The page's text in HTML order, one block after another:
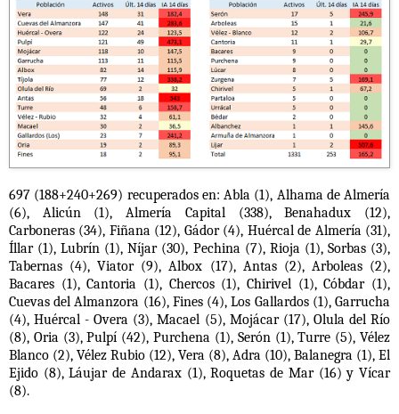
697 (188+240+269) recuperados en: Abla (1), Alhama de Almería
(6), Alicún (1), Almería Capital (338), Benahadux (12),
Carboneras (34), Fiñana (12), Gádor (4), Huércal de Almería (31),
Íllar (1), Lubrín (1), Níjar (30), Pechina (7), Rioja (1), Sorbas (3),
Tabernas (4), Viator (9), Albox (17), Antas (2), Arboleas (2),
Bacares (1), Cantoria (1), Chercos (1), Chirivel (1), Cóbdar (1),
Cuevas del Almanzora (16), Fines (4), Los Gallardos (1), Garrucha
(4), Huércal - Overa (3), Macael (5), Mojácar (17), Olula del Río
(8), Oria (3), Pulpí (42), Purchena (1), Serón (1), Turre (5), Vélez
Blanco (2), Vélez Rubio (12), Vera (8), Adra (10), Balanegra (1), El
Ejido (8), Láujar de Andarax (1), Roquetas de Mar (16) y Vícar
(8).